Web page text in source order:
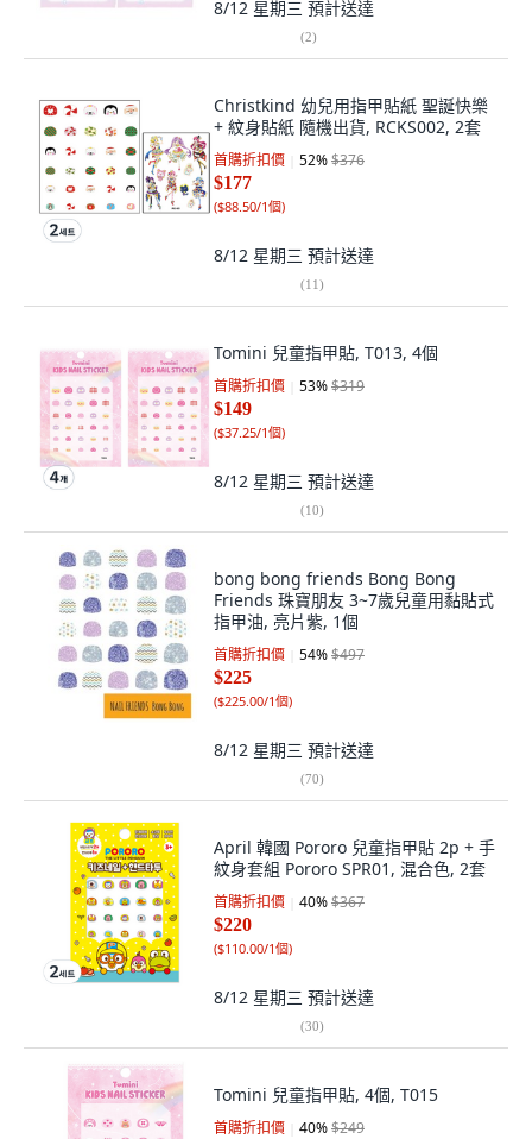
8/12 星期三 預計送達
(2)
Christkind 幼兒用指甲貼紙 聖誕快樂
+ 紋身貼紙 隨機出貨, RCKS002, 2套
首購折扣價 52%$376
$177
($88.50/1個)
8/12 星期三 預計送達
(11)
Tomini 兒童指甲貼, T013, 4個
首購折扣價 53%$319
$149
($37.25/1個)
8/12 星期三 預計送達
(10)
bong bong friends Bong Bong
Friends 珠寶朋友 3~7歲兒童用黏貼式
指甲油, 亮片紫, 1個
首購折扣價 54%$497
$225
($225.00/1個)
8/12 星期三 預計送達
(70)
April 韓國 Pororo 兒童指甲貼 2p + 手
紋身套組 Pororo SPR01, 混合色, 2套
首購折扣價 40%$367
$220
($110.00/1個)
8/12 星期三 預計送達
(30)
Tomini 兒童指甲貼, 4個, T015
首購折扣價 40%$249